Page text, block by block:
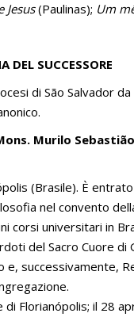
Jesus(Paulinas); Um
DEL SUCCESSORE
di São Salvador
Murilo
(Brasile). È
nel convento
corsi universitari in
del Sacro Cuore
successivamente,
Florianópolis; il 28